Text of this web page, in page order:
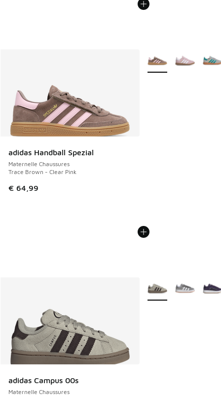
adidas Handball Spezial
Maternelle Chaussures
Trace Brown - Clear Pink
€ 64,99
Plus de couleurs
adidas Campus 00s
Maternelle Chaussures
Plus de couleurs